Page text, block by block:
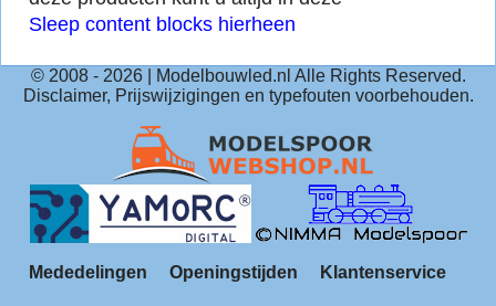
Sleep content blocks hierheen
© 2008 - 2026| Modelbouwled.nl Alle Rights Reserved.
Disclaimer, Prijswijzigingen en typefouten voorbehouden.
Mededelingen Openingstijden Klantenservice